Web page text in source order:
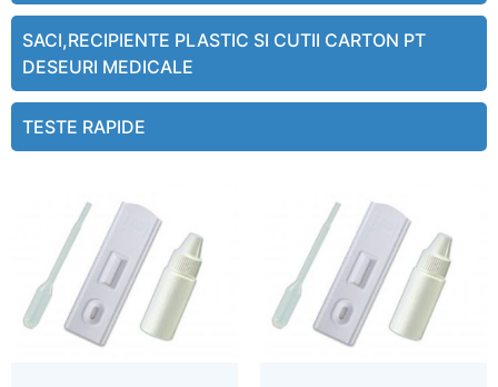
SACI,RECIPIENTE PLASTIC SI CUTII CARTON PT
DESEURI MEDICALE
TESTE RAPIDE